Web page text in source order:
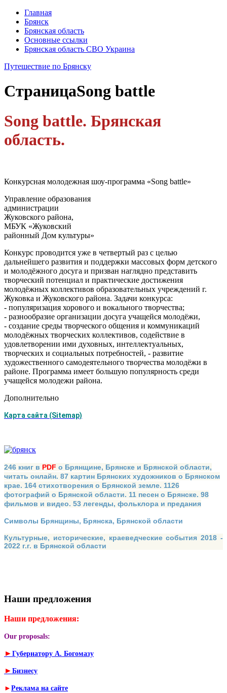
Главная
Брянск
Брянская область
Основные ссылки
Брянская область СВО Украина
Путешествие по Брянску
СтраницаSong battle
Song battle. Брянская
область.
Конкурсная молодежная шоу-программа «Song battle»
Управление образования
администрации
Жуковского района,
МБУК «Жуковский
районный Дом культуры»
Конкурс проводится уже в четвертый раз с целью
дальнейшего развития и поддержки массовых форм детского
и молодёжного досуга и призван наглядно представить
творческий потенциал и практические достижения
молодёжных коллективов образовательных учреждений г.
Жуковка и Жуковского района. Задачи конкурса:
- популяризация хорового и вокального творчества;
- разнообразие организации досуга учащейся молодёжи,
- создание среды творческого общения и коммуникаций
молодёжных творческих коллективов, содействие в
удовлетворении ими духовных, интеллектуальных,
творческих и социальных потребностей, - развитие
художественного самодеятельного творчества молодёжи в
районе. Программа имеет большую популярность среди
учащейся молодежи района.
Дополнительно
Карта сайта (Sitemap)
246 книг в PDF о Брянщине, Брянске и Брянской области,
читать онлайн. 87 картин Брянских художников о Брянском
крае. 164 стихотворения о Брянской земле. 1126
фотографий о Брянской области. 11 песен о Брянске. 98
фильмов и видео. 53 легенды, фольклора и предания
Символы Брянщины, Брянска, Брянской области
Культурные, исторические, краеведческие события 2018 -
2022 г.г. в Брянской области
Наши предложения
Наши предложения:
Our proposals:
► Губернатору А. Богомазу
► Бизнесу
► Реклама на сайте